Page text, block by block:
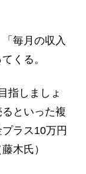
毎月の収入
くる。
指しましょ
といった複
ラス10万円
木氏）